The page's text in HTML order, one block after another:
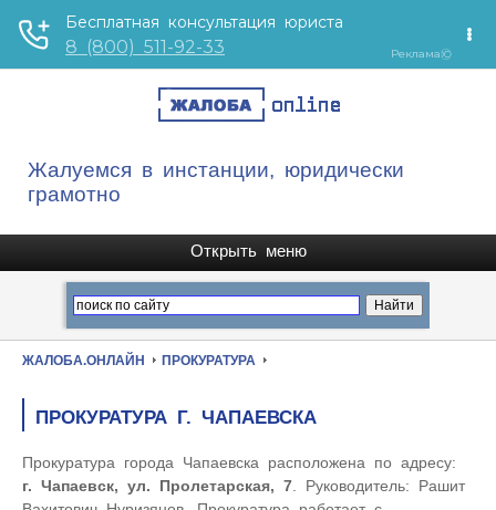
Жалуемся в инстанции, юридически
грамотно
ЖАЛОБА.ОНЛАЙН ПРОКУРАТУРА
ПРОКУРАТУРА Г. ЧАПАЕВСКА
Прокуратура города Чапаевска расположена по адресу:
г. Чапаевск, ул. Пролетарская, 7 . Руководитель: Рашит